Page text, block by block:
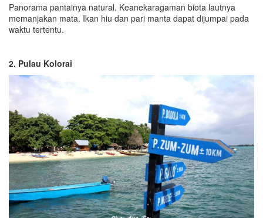
Panorama pantainya natural. Keanekaragaman biota lautnya
memanjakan mata. Ikan hiu dan pari manta dapat dijumpai pada
waktu tertentu.
2. Pulau Kolorai